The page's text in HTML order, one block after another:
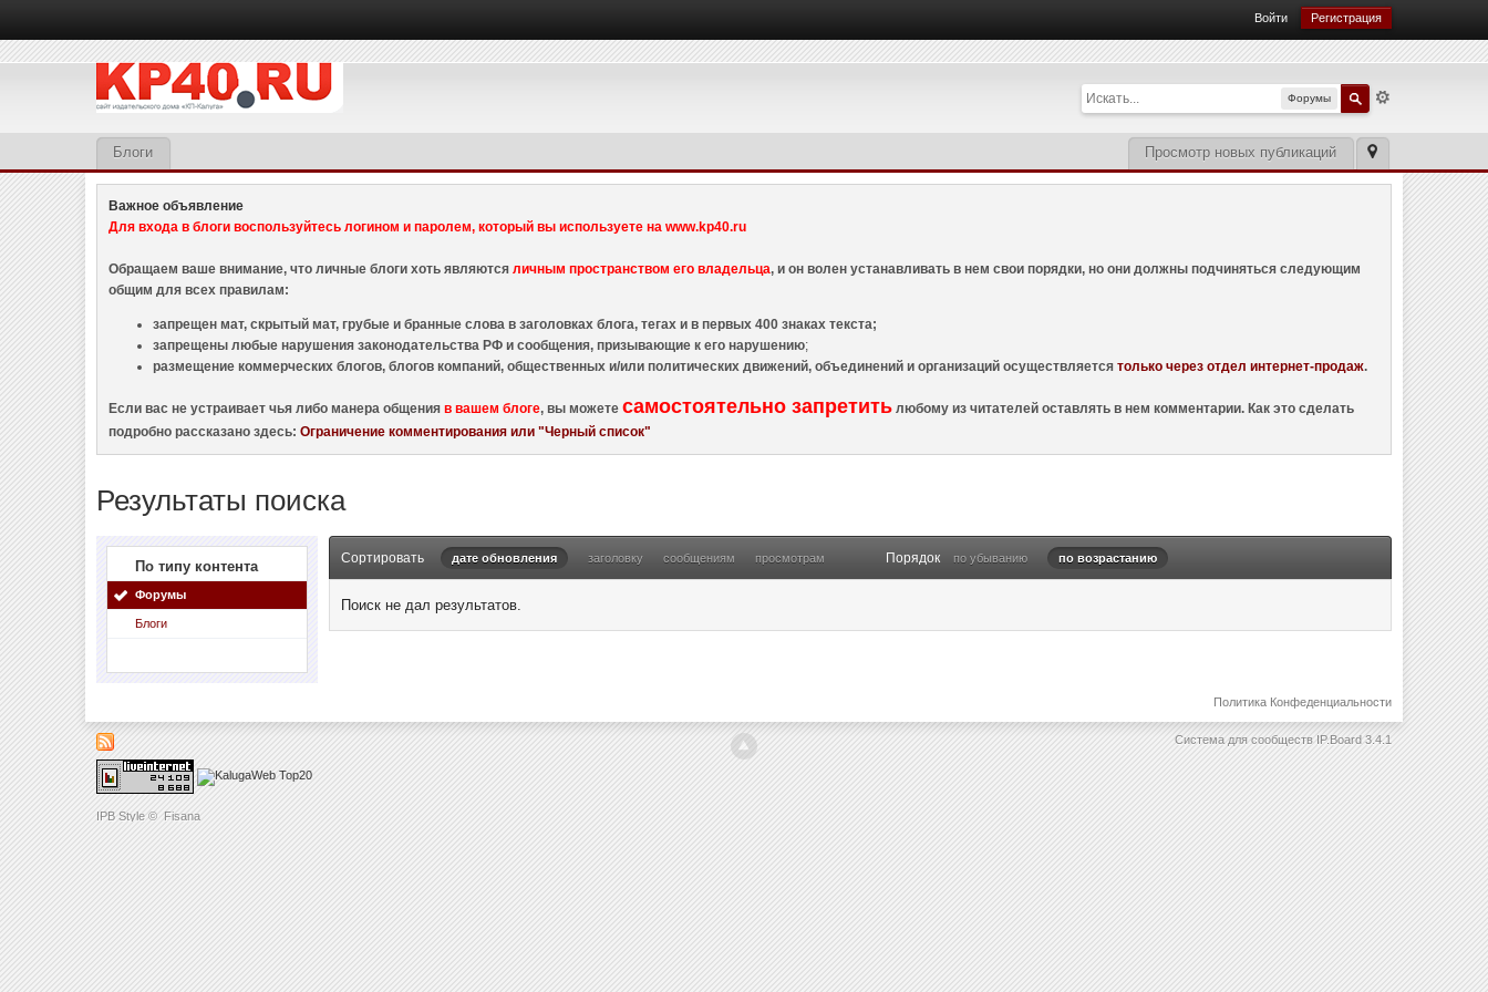
IPB Style © Fisana
Войти Регистрация
Форумы
Просмотр новых публикаций
Блоги
Важное объявление
Для входа в блоги воспользуйтесь логином и паролем, который вы используете на www.kp40.ru
Обращаем ваше внимание, что личные блоги хоть являютсяличным пространством его владельца, и он волен устанавливать в нем свои порядки, но они должны подчиняться следующим
общим для всех правилам:
запрещен мат, скрытый мат, грубые и бранные слова в заголовках блога, тегах и в первых 400 знаках текста;
запрещены любые нарушения законодательства РФ и сообщения, призывающие к его нарушению;
размещение коммерческих блогов, блогов компаний, общественных и/или политических движений, объединений и организаций осуществляетсятолько через отдел интернет-продаж.
Если вас не устраивает чья либо манера общенияв вашем блоге, вы можетесамостоятельно запретить любому из читателей оставлять в нем комментарии. Как это сделать
подробно рассказано здесь:Ограничение комментирования или "Черный список"
Результаты поиска
По типу контента
Форумы
Блоги
Сортировать дате обновления заголовку сообщениям просмотрам Порядок по убыванию по возрастанию
Поиск не дал результатов.
Политика Конфеденциальности
Система для сообществ IP.Board 3.4.1